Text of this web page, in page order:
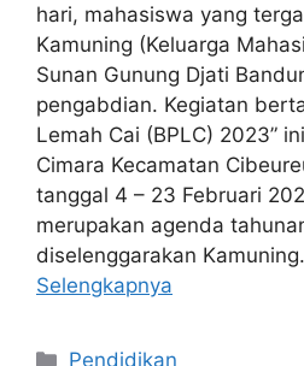
hari, mahasiswa yang
Kamuning (Keluarga
Sunan Gunung Djati
pengabdian. Kegiatan
Lemah Cai (BPLC) 2023”
Cimara Kecamatan
tanggal 4 – 23 Februari
merupakan agenda
diselenggarakan
Selengkapnya
Kategori
Pendidikan